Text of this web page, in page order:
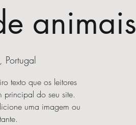
animais
texto que os leitores
principal do seu site.
uma imagem ou